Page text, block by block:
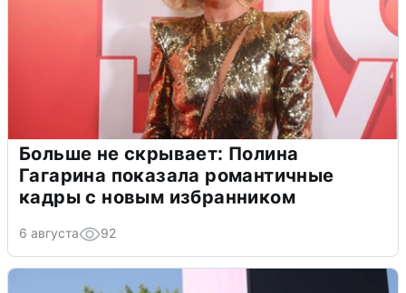
Больше не скрывает: Полина
Гагарина показала романтичные
кадры с новым избранником
6 августа 92